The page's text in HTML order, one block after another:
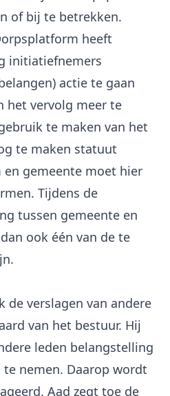
of bij te betrekken.
heeft
initiatiefnemers
actie te gaan
het vervolg meer te
te maken van het
te maken statuut
gemeente moet hier
Tijdens de
tussen gemeente en
ook één van de te
de verslagen van andere
van het bestuur. Hij
leden belangstelling
nemen. Daarop wordt
Aad zegt toe de